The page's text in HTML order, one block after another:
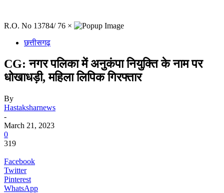
R.O. No 13784/ 76 ×
छत्तीसगढ़
CG: नगर पलिका में अनुकंपा नियुक्ति के नाम पर
धोखाधड़ी, महिला लिपिक गिरफ्तार
By
Hastaksharnews
-
March 21, 2023
0
319
Facebook
Twitter
Pinterest
WhatsApp